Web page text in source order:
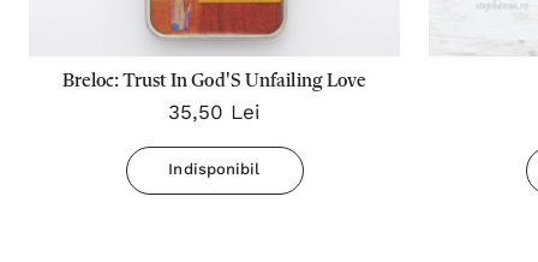
Breloc: Trust In God'S Unfailing Love
35,50 Lei
Indisponibil